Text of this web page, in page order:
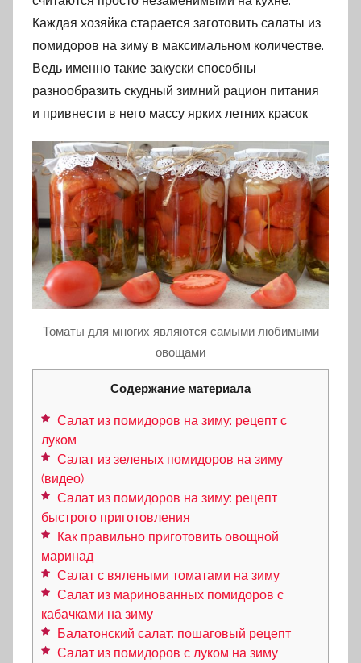
Каждая хозяйка старается заготовить салаты из
помидоров на зиму в максимальном количестве.
Ведь именно такие закуски способны
разнообразить скудный зимний рацион питания
и привнести в него массу ярких летних красок.
Томаты для многих являются самыми любимыми
овощами
Содержание материала
Салат из помидоров на зиму: рецепт с
луком
Салат из зеленых помидоров на зиму
(видео)
Салат из помидоров на зиму: рецепт
быстрого приготовления
Как правильно приготовить овощной
маринад
Салат с вялеными томатами на зиму
Салат из маринованных помидоров с
кабачками на зиму
Балатонский салат: пошаговый рецепт
Салат из помидоров с луком на зиму